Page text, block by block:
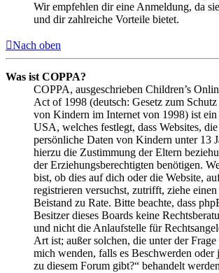
Wir empfehlen dir eine Anmeldung, da
und dir zahlreiche Vorteile bietet.
Nach oben
Was ist COPPA?
COPPA, ausgeschrieben Children’s
Act of 1998 (deutsch: Gesetz zum
von Kindern im Internet von 1998) ist ein
USA, welches festlegt, dass Websites,
persönliche Daten von Kindern unter 13
hierzu die Zustimmung der Eltern
der Erziehungsberechtigten benötigen.
bist, ob dies auf dich oder die Website,
registrieren versuchst, zutrifft, ziehe
Beistand zu Rate. Bitte beachte, dass
Besitzer dieses Boards keine
und nicht die Anlaufstelle für
Art ist; außer solchen, die unter der
mich wenden, falls es Beschwerden oder
zu diesem Forum gibt?“ behandelt